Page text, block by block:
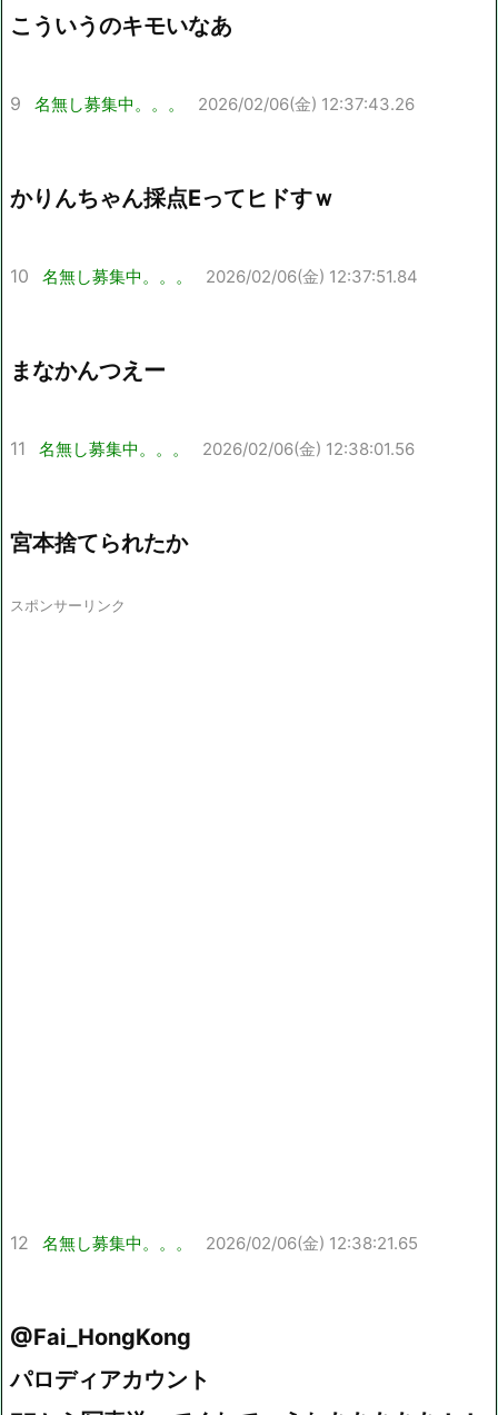
こういうのキモいなあ
9 名無し募集中。。。 2026/02/06(金) 12:37:43.26
かりんちゃん採点Eってヒドすｗ
10 名無し募集中。。。 2026/02/06(金) 12:37:51.84
まなかんつえー
11 名無し募集中。。。 2026/02/06(金) 12:38:01.56
宮本捨てられたか
スポンサーリンク
12 名無し募集中。。。 2026/02/06(金) 12:38:21.65
@Fai_HongKong
パロディアカウント